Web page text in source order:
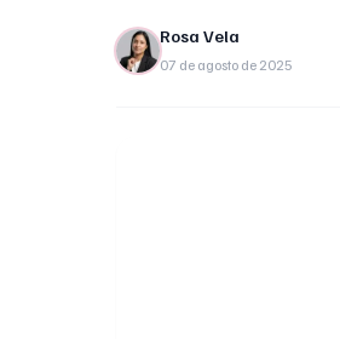
Rosa Vela
07 de agosto de 2025